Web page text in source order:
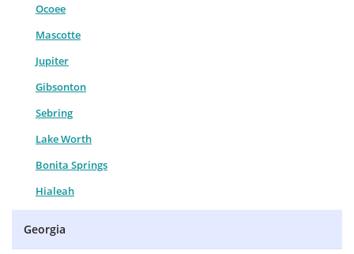
Ocoee
Mascotte
Jupiter
Gibsonton
Sebring
Lake Worth
Bonita Springs
Hialeah
Georgia